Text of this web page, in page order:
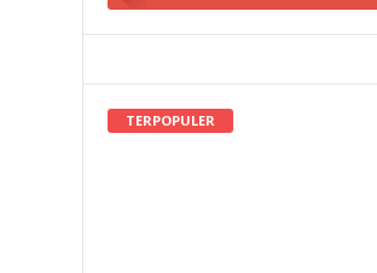
TERPOPULER